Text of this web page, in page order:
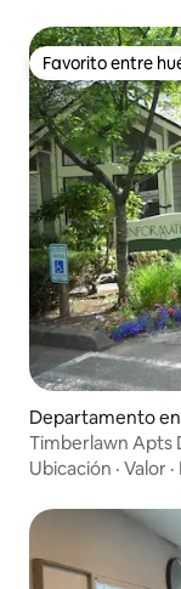
Favorito entre
Favorito entre
Departamento
Timberlawn Apts
Ubicación · Valor ·